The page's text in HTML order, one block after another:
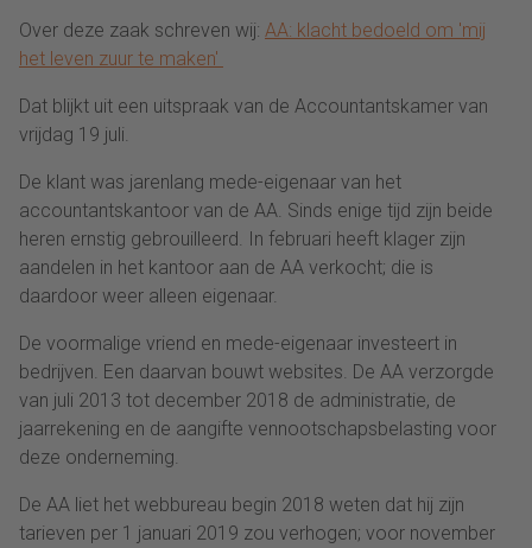
Over deze zaak schreven wij: AA: klacht bedoeld om 'mij
het leven zuur te maken'
Dat blijkt uit een uitspraak van de Accountantskamer van
vrijdag 19 juli.
De klant was jarenlang mede-eigenaar van het
accountantskantoor van de AA. Sinds enige tijd zijn beide
heren ernstig gebrouilleerd. In februari heeft klager zijn
aandelen in het kantoor aan de AA verkocht; die is
daardoor weer alleen eigenaar.
De voormalige vriend en mede-eigenaar investeert in
bedrijven. Een daarvan bouwt websites. De AA verzorgde
van juli 2013 tot december 2018 de administratie, de
jaarrekening en de aangifte vennootschapsbelasting voor
deze onderneming.
De AA liet het webbureau begin 2018 weten dat hij zijn
tarieven per 1 januari 2019 zou verhogen; voor november